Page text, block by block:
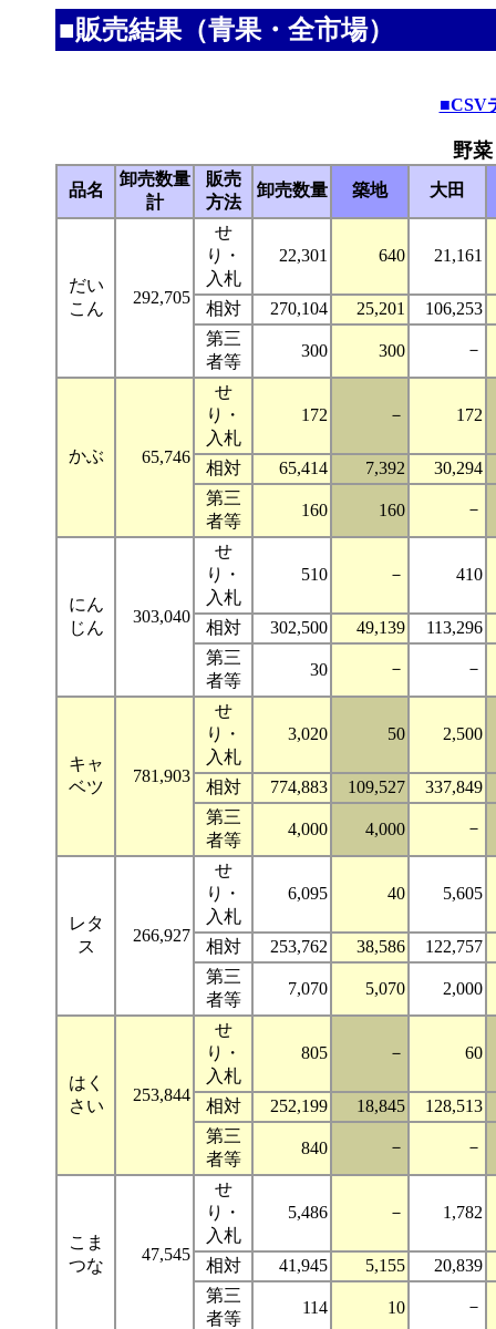
■販売結果（青果・全市場）
■CSV
野
品名
卸売数量
計
販売
方法
卸売数量 築地 大田
だい
こん
292,705
せ
り・
入札
22,301 640 21,161
相対 270,104 25,201
106,253
第三
者等
300 300 －
かぶ 65,746
せ
り・
入札
172 － 172
相対 65,414 7,392
30,294
第三
者等
160 160 －
にん
じん
303,040
せ
り・
入札
510 － 410
相対 302,500 49,139
113,296
第三
者等
30 － －
キャ
ベツ
781,903
せ
り・
入札
3,020 50 2,500
相対 774,883 109,527
337,849
第三
者等
4,000 4,000 －
レタ
ス
266,927
せ
り・
入札
6,095 40 5,605
相対 253,762 38,586
122,757
第三
者等
7,070 5,070 2,000
はく
さい
253,844
せ
り・
入札
805 － 60
相対 252,199 18,845
128,513
第三
者等
840 － －
こま
つな
47,545
せ
り・
入札
5,486 － 1,782
相対 41,945 5,155
20,839
第三
者等
114 10 －